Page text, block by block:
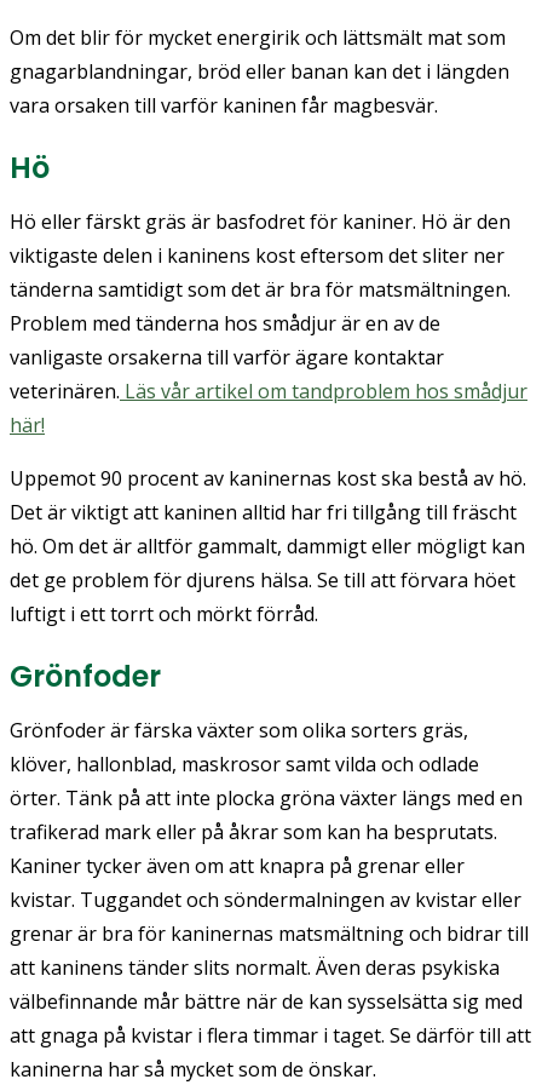
Om det blir för mycket energirik och lättsmält mat som
gnagarblandningar, bröd eller banan kan det i längden
vara orsaken till varför kaninen får magbesvär.
Hö
Hö eller färskt gräs är basfodret för kaniner. Hö är den
viktigaste delen i kaninens kost eftersom det sliter ner
tänderna samtidigt som det är bra för matsmältningen.
Problem med tänderna hos smådjur är en av de
vanligaste orsakerna till varför ägare kontaktar
veterinären. Läs vår artikel om tandproblem hos smådjur
här!
Uppemot 90 procent av kaninernas kost ska bestå av hö.
Det är viktigt att kaninen alltid har fri tillgång till fräscht
hö. Om det är alltför gammalt, dammigt eller mögligt kan
det ge problem för djurens hälsa. Se till att förvara höet
luftigt i ett torrt och mörkt förråd.
Grönfoder
Grönfoder är färska växter som olika sorters gräs,
klöver, hallonblad, maskrosor samt vilda och odlade
örter. Tänk på att inte plocka gröna växter längs med en
trafikerad mark eller på åkrar som kan ha besprutats.
Kaniner tycker även om att knapra på grenar eller
kvistar. Tuggandet och söndermalningen av kvistar eller
grenar är bra för kaninernas matsmältning och bidrar till
att kaninens tänder slits normalt. Även deras psykiska
välbefinnande mår bättre när de kan sysselsätta sig med
att gnaga på kvistar i flera timmar i taget. Se därför till att
kaninerna har så mycket som de önskar.